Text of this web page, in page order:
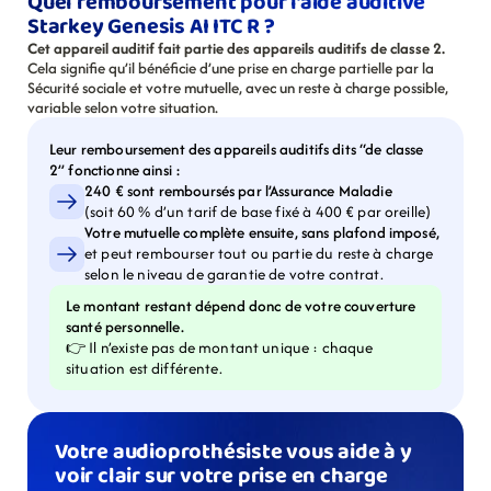
Starkey Genesis AI ITC R ?
Cet appareil auditif fait partie des appareils auditifs de classe 2.
Cela signifie qu’il bénéficie d’une prise en charge partielle par la
Sécurité sociale et votre mutuelle, avec un reste à charge possible,
variable selon votre situation.
Leur remboursement des appareils auditifs dits “de classe
2” fonctionne ainsi :
240 € sont remboursés par l’Assurance Maladie
(soit 60 % d’un tarif de base fixé à 400 € par oreille)
Votre mutuelle complète ensuite, sans plafond imposé,
et peut rembourser tout ou partie du reste à charge
selon le niveau de garantie de votre contrat.
Le montant restant dépend donc de votre couverture
santé personnelle.
👉 Il n’existe pas de montant unique : chaque
situation est différente.
Votre audioprothésiste vous aide à y
voir clair sur votre prise en charge